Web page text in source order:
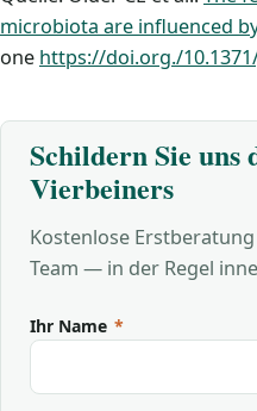
microbiota are influenced
one https://doi.org./
Schildern Sie uns
Vierbeiners
Kostenlose
Team — in der Regel
Ihr Name *